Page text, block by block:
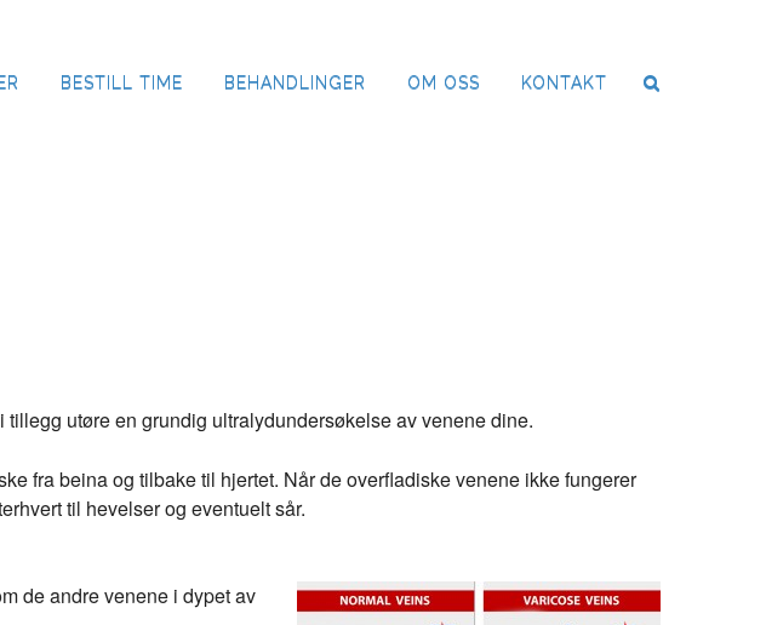
BESTILL TIME BEHANDLINGER OM OSS KONTAKT
utøre en grundig ultralydundersøkelse av venene dine.
fra beina og tilbake til hjertet. Når de overfladiske venene ikke fungerer
til hevelser og eventuelt sår.
de andre venene i dypet av